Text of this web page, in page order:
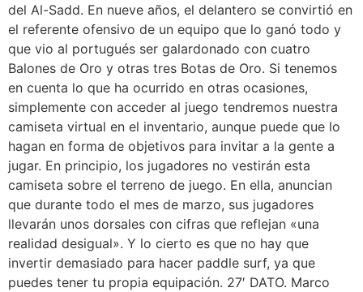
del Al-Sadd. En nueve años, el delantero se convirtió en
el referente ofensivo de un equipo que lo ganó todo y
que vio al portugués ser galardonado con cuatro
Balones de Oro y otras tres Botas de Oro. Si tenemos
en cuenta lo que ha ocurrido en otras ocasiones,
simplemente con acceder al juego tendremos nuestra
camiseta virtual en el inventario, aunque puede que lo
hagan en forma de objetivos para invitar a la gente a
jugar. En principio, los jugadores no vestirán esta
camiseta sobre el terreno de juego. En ella, anuncian
que durante todo el mes de marzo, sus jugadores
llevarán unos dorsales con cifras que reflejan «una
realidad desigual». Y lo cierto es que no hay que
invertir demasiado para hacer paddle surf, ya que
puedes tener tu propia equipación. 27′ DATO. Marco